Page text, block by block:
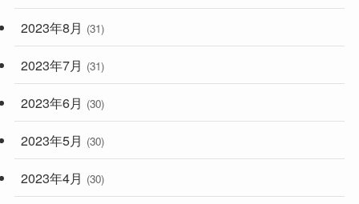
2023年8月 (31)
2023年7月 (31)
2023年6月 (30)
2023年5月 (30)
2023年4月 (30)